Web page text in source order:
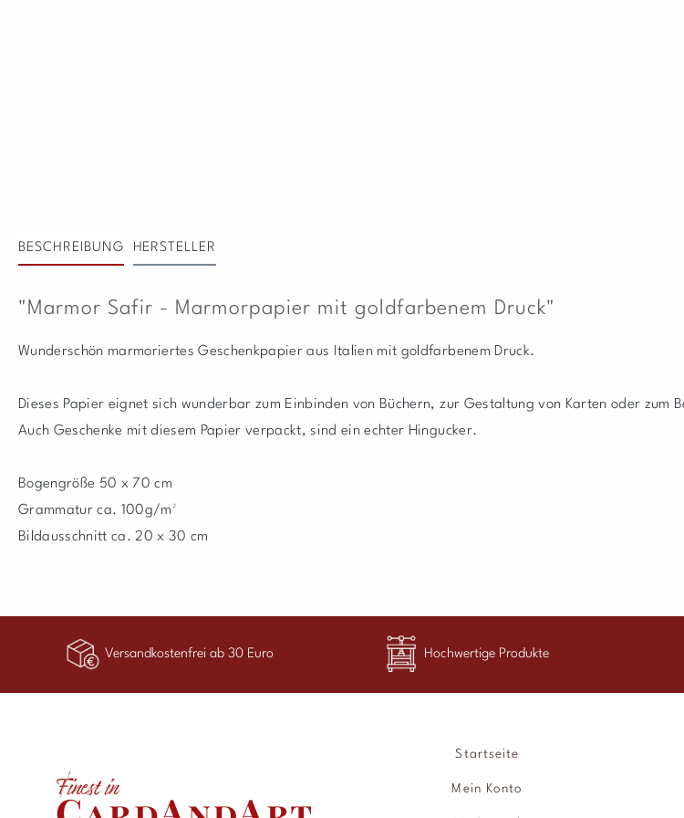
BESCHREIBUNG HERSTELLER
"Marmor Safir - Marmorpapier mit goldfarbenem Druck"
Wunderschön marmoriertes Geschenkpapier aus Italien mit goldfarbenem Druck.
Dieses Papier eignet sich wunderbar zum Einbinden von Büchern, zur Gestaltung von Karten oder zum
Auch Geschenke mit diesem Papier verpackt, sind ein echter Hingucker.
Bogengröße 50 x 70 cm
Grammatur ca. 100g/m²
Bildausschnitt ca. 20 x 30 cm
Versandkostenfrei ab 30 Euro Hochwertige Produkte
Startseite
Mein Konto